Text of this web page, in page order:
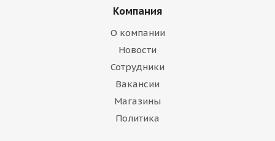
Компания
О компании
Новости
Сотрудники
Вакансии
Магазины
Политика